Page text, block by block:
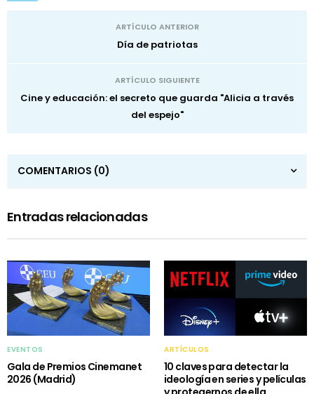
ARTÍCULO ANTERIOR
Día de patriotas
ARTÍCULO SIGUIENTE
Cine y educación: el secreto que guarda "Alicia a través
del espejo"
COMENTARIOS (0)
Entradas relacionadas
EVENTOS
Gala de Premios Cinemanet
2026 (Madrid)
ARTÍCULOS
10 claves para detectar la
ideología en series y películas